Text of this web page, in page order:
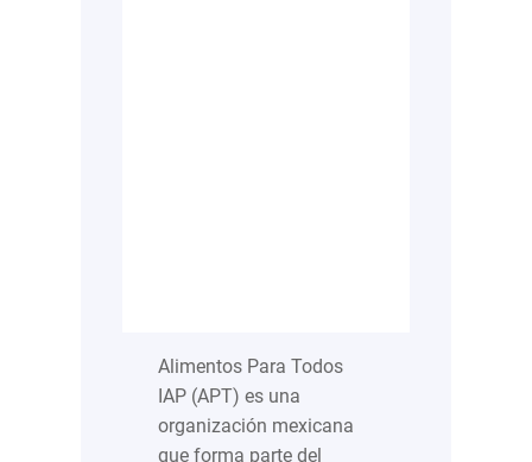
Alimentos Para Todos
IAP (APT) es una
organización mexicana
que forma parte del